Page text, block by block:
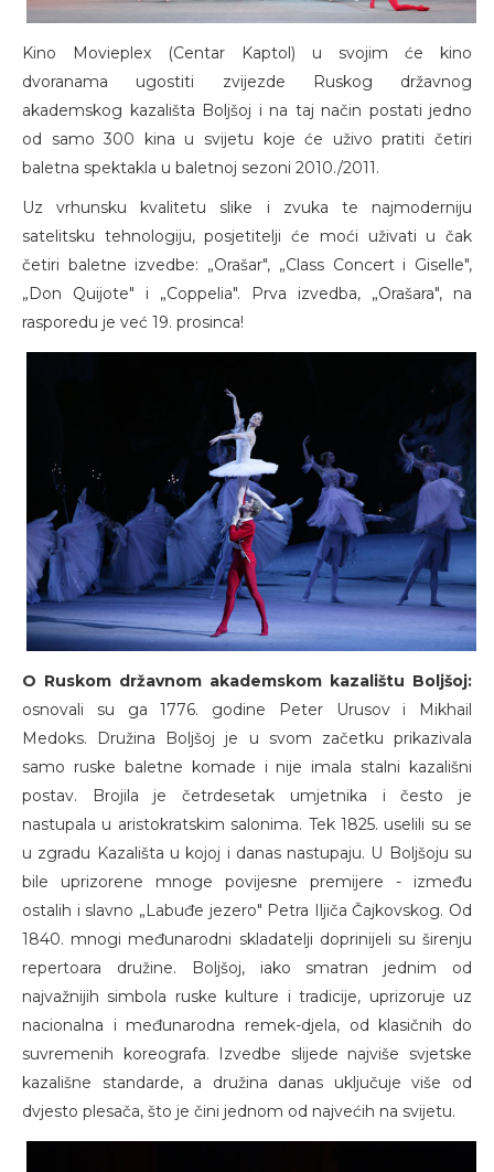
Kino Movieplex (Centar Kaptol) u svojim će kino
dvoranama ugostiti zvijezde Ruskog državnog
akademskog kazališta Boljšoj i na taj način postati jedno
od samo 300 kina u svijetu koje će uživo pratiti četiri
baletna spektakla u baletnoj sezoni 2010./2011.
Uz vrhunsku kvalitetu slike i zvuka te najmoderniju
satelitsku tehnologiju, posjetitelji će moći uživati u čak
četiri baletne izvedbe: „Orašar", „Class Concert i Giselle",
„Don Quijote" i „Coppelia". Prva izvedba, „Orašara", na
rasporedu je već 19. prosinca!
O Ruskom državnom akademskom kazalištu Boljšoj:
osnovali su ga 1776. godine Peter Urusov i Mikhail
Medoks. Družina Boljšoj je u svom začetku prikazivala
samo ruske baletne komade i nije imala stalni kazališni
postav. Brojila je četrdesetak umjetnika i često je
nastupala u aristokratskim salonima. Tek 1825. uselili su se
u zgradu Kazališta u kojoj i danas nastupaju. U Boljšoju su
bile uprizorene mnoge povijesne premijere - između
ostalih i slavno „Labuđe jezero" Petra Iljiča Čajkovskog. Od
1840. mnogi međunarodni skladatelji doprinijeli su širenju
repertoara družine. Boljšoj, iako smatran jednim od
najvažnijih simbola ruske kulture i tradicije, uprizoruje uz
nacionalna i međunarodna remek-djela, od klasičnih do
suvremenih koreografa. Izvedbe slijede najviše svjetske
kazališne standarde, a družina danas uključuje više od
dvjesto plesača, što je čini jednom od najvećih na svijetu.